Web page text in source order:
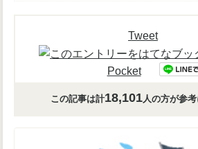
Tweet
Pocket
この記事は計18,101人の方が参考